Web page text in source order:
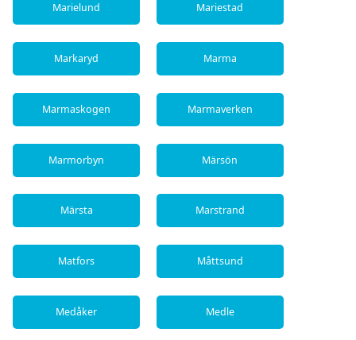
Marielund Mariestad
Markaryd Marma
Marmaskogen Marmaverken
Marmorbyn Märsön
Märsta Marstrand
Matfors Måttsund
Medåker Medle